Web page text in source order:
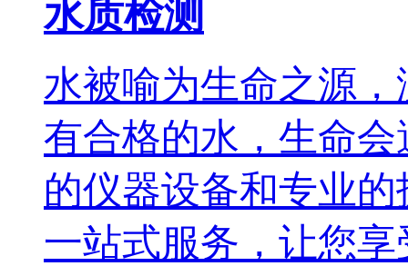
水质检测
水被喻为生命之源
有合格的水，生命
的仪器设备和专业
一站式服务，让您